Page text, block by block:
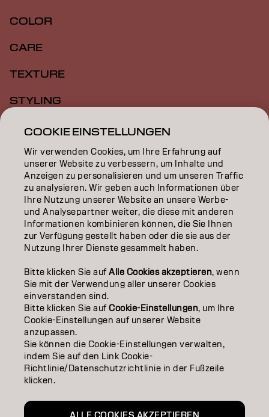
COLOR
CARE
TEXTURE
STYLING
INSPIRATION
EDUCATION
ÜBER
SALON FINDER
PARTNER WERDEN
ImpressumDatenschutzerklärungCookie Policy
NutzungsbedingungenBarrierefreiheitserklärung
CH | German
COOKIE EINSTELLUNGEN
Wir verwenden Cookies, um Ihre Erfahrung auf
unserer Website zu verbessern, um Inhalte und
Anzeigen zu personalisieren und um unseren Traffic
zu analysieren. Wir geben auch Informationen über
Ihre Nutzung unserer Website an unsere Werbe-
und Analysepartner weiter, die diese mit anderen
Informationen kombinieren können, die Sie Ihnen
zur Verfügung gestellt haben oder die sie aus der
Nutzung Ihrer Dienste gesammelt haben.
Bitte klicken Sie aufAlle Cookies akzeptieren, wenn
Sie mit der Verwendung aller unserer Cookies
einverstanden sind.
Bitte klicken Sie aufCookie-Einstellungen, um Ihre
Cookie-Einstellungen auf unserer Website
anzupassen.
Sie können die Cookie-Einstellungen verwalten,
indem Sie auf den Link Cookie-
Richtlinie/Datenschutzrichtlinie in der Fußzeile
klicken.